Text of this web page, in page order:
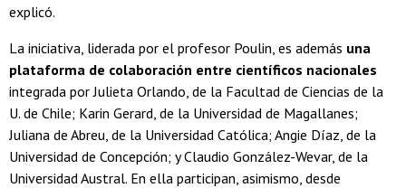
explicó.
La iniciativa, liderada por el profesor Poulin, es además una
plataforma de colaboración entre científicos nacionales
integrada por Julieta Orlando, de la Facultad de Ciencias de la
U. de Chile; Karin Gerard, de la Universidad de Magallanes;
Juliana de Abreu, de la Universidad Católica; Angie Díaz, de la
Universidad de Concepción; y Claudio González-Wevar, de la
Universidad Austral. En ella participan, asimismo, desde